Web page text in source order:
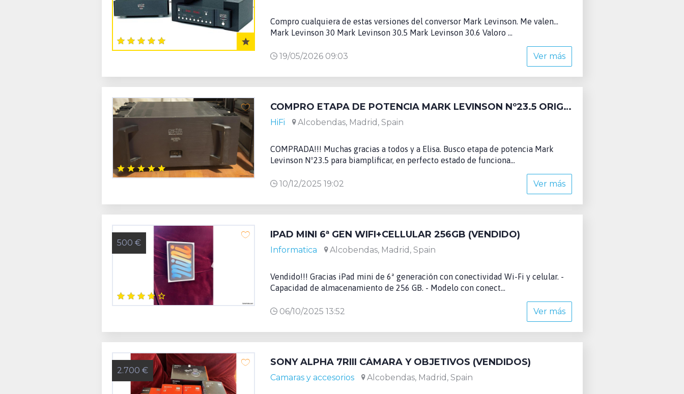
Compro cualquiera de estas versiones del conversor Mark Levinson. Me valen...
Mark Levinson 30 Mark Levinson 30.5 Mark Levinson 30.6 Valoro ...
19/05/2026 09:03 Ver más
COMPRO ETAPA DE POTENCIA MARK LEVINSON Nº23.5 ORIGINAL (COMPRADA!)
HiFi Alcobendas, Madrid, Spain
COMPRADA!!! Muchas gracias a todos y a Elisa. Busco etapa de potencia Mark
Levinson Nº23.5 para biamplificar, en perfecto estado de funciona...
10/12/2025 19:02 Ver más
500 €
IPAD MINI 6ª GEN WIFI+CELLULAR 256GB (VENDIDO)
Informatica Alcobendas, Madrid, Spain
Vendido!!! Gracias iPad mini de 6ª generación con conectividad Wi-Fi y celular. -
Capacidad de almacenamiento de 256 GB. - Modelo con conect...
06/10/2025 13:52 Ver más
2.700 €
SONY ALPHA 7RIII CÁMARA Y OBJETIVOS (VENDIDOS)
Camaras y accesorios Alcobendas, Madrid, Spain